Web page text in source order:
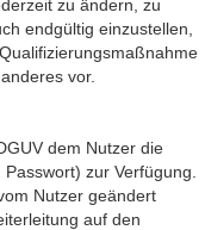
zu ändern, zu
endgültig einzustellen,
vor.
dem Nutzer die
zur Verfügung.
Nutzer geändert
auf den